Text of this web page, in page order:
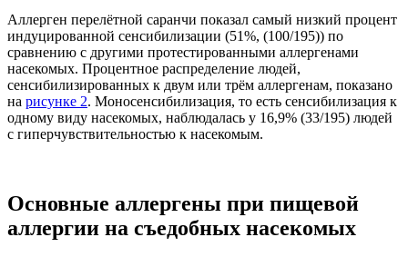
Аллерген перелётной саранчи показал самый низкий процент
индуцированной сенсибилизации (51%, (100/195)) по
сравнению с другими протестированными аллергенами
насекомых. Процентное распределение людей,
сенсибилизированных к двум или трём аллергенам, показано
на рисунке 2. Моносенсибилизация, то есть сенсибилизация к
одному виду насекомых, наблюдалась у 16,9% (33/195) людей
с гиперчувствительностью к насекомым.
Основные аллергены при пищевой
аллергии на съедобных насекомых